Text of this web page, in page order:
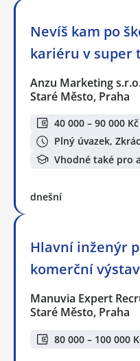
Nevíš kam po
kariéru v super
Anzu Marketing
Staré Město, Praha
40 000 – 90 000 Kč
Plný úvazek,
Vhodné také pro
dnešní
Hlavní inženýr
komerční
Manuvia Expert
Staré Město, Praha
80 000 – 100 000